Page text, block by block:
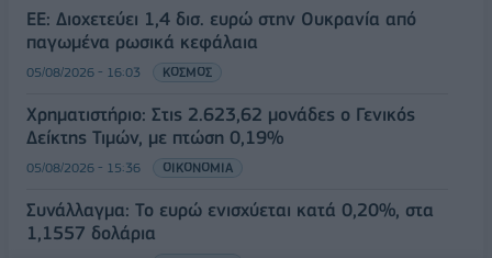
ΕΕ: Διοχετεύει 1,4 δισ. ευρώ στην Ουκρανία από
παγωμένα ρωσικά κεφάλαια
05/08/2026 - 16:03 ΚΟΣΜΟΣ
Χρηματιστήριο: Στις 2.623,62 μονάδες ο Γενικός
Δείκτης Τιμών, με πτώση 0,19%
05/08/2026 - 15:36 ΟΙΚΟΝΟΜΙΑ
Συνάλλαγμα: Το ευρώ ενισχύεται κατά 0,20%, στα
1,1557 δολάρια